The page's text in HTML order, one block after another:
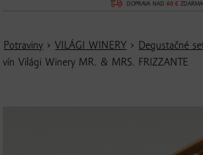
DOPRAVA NAD 60 €
Potraviny › VILÁGI WINERY › Degustačné
vín Világi Winery MR. & MRS. FRIZZANTE